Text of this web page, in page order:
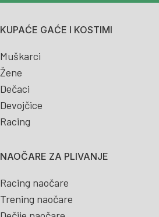
KUPAĆE GAĆE I KOSTIMI
Muškarci
Žene
Dečaci
Devojčice
Racing
NAOČARE ZA PLIVANJE
Racing naočare
Trening naočare